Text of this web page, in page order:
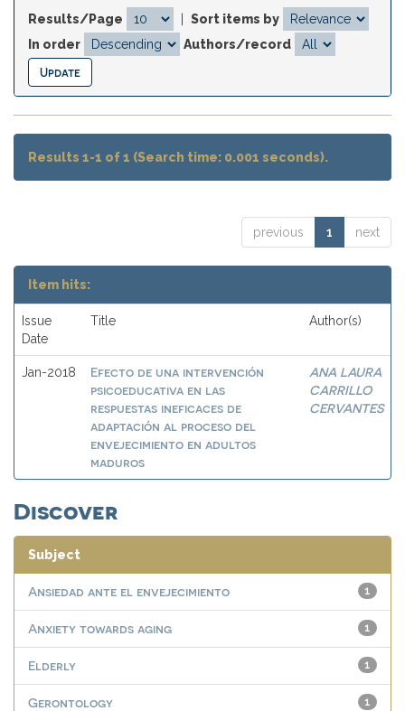
Results/Page
Sort items by
In order
Authors/record
Results 1-1 of 1 (Search time: 0.001 seconds).
previous 1 next
Item hits:
Issue
Date
Title Author(s)
Jan-2018
Efecto de una intervención
psicoeducativa en las
respuestas ineficaces de
adaptación al proceso del
envejecimiento en adultos
maduros
ANA LAURA
CARRILLO
CERVANTES
Discover
Subject
1
Ansiedad ante el envejecimiento
1
Anxiety towards aging
1
Elderly
1
Gerontology